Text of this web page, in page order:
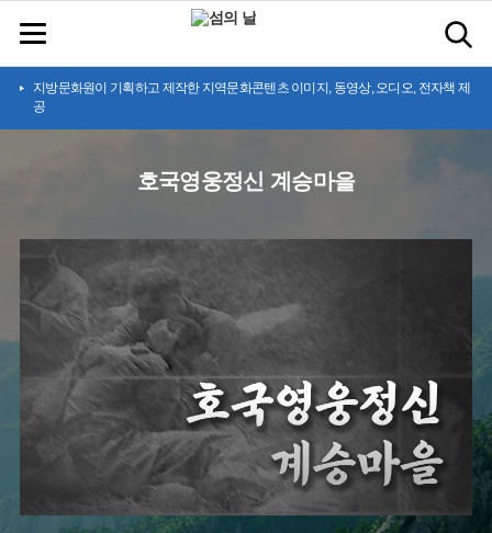
지방문화원이 기획하고 제작한 지역문화콘텐츠 이미지, 동영상, 오디오, 전자책 제
공
호국영웅정신 계승마을